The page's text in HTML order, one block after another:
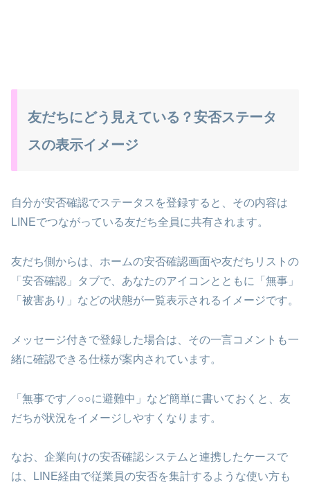
友だちにどう見えている？安否ステータ
スの表示イメージ
自分が安否確認でステータスを登録すると、その内容は
LINEでつながっている友だち全員に共有されます。
友だち側からは、ホームの安否確認画面や友だちリストの
「安否確認」タブで、あなたのアイコンとともに「無事」
「被害あり」などの状態が一覧表示されるイメージです。
メッセージ付きで登録した場合は、その一言コメントも一
緒に確認できる仕様が案内されています。
「無事です／○○に避難中」など簡単に書いておくと、友
だちが状況をイメージしやすくなります。
なお、企業向けの安否確認システムと連携したケースで
は、LINE経由で従業員の安否を集計するような使い方も